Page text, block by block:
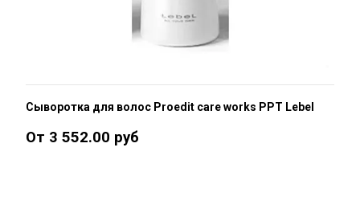
Сыворотка для волос Proedit care works PPT Lebel
От 3 552.00 руб